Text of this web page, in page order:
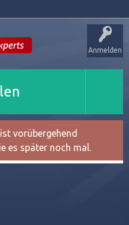
Anmelden
vorübergehend
es später noch mal.